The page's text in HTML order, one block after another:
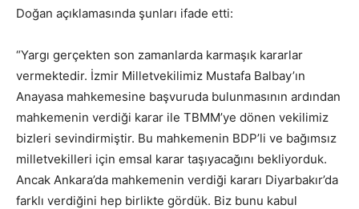
Doğan açıklamasında şunları ifade etti:
“Yargı gerçekten son zamanlarda karmaşık kararlar
vermektedir. İzmir Milletvekilimiz Mustafa Balbay’ın
Anayasa mahkemesine başvuruda bulunmasının ardından
mahkemenin verdiği karar ile TBMM’ye dönen vekilimiz
bizleri sevindirmiştir. Bu mahkemenin BDP’li ve bağımsız
milletvekilleri için emsal karar taşıyacağını bekliyorduk.
Ancak Ankara’da mahkemenin verdiği kararı Diyarbakır’da
farklı verdiğini hep birlikte gördük. Biz bunu kabul